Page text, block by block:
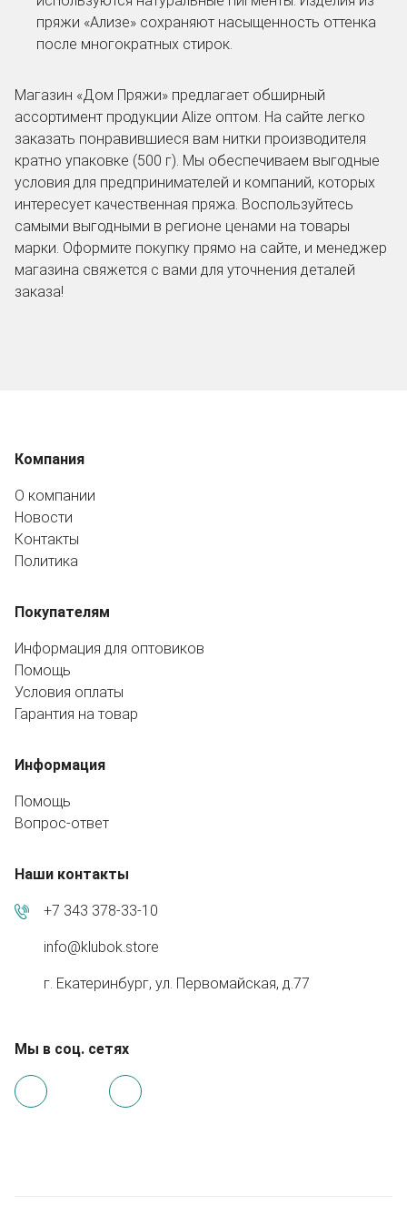
пряжи «Ализе» сохраняют насыщенность оттенка
после многократных стирок.
Магазин «Дом Пряжи» предлагает обширный
ассортимент продукции Alize оптом. На сайте легко
заказать понравившиеся вам нитки производителя
кратно упаковке (500 г). Мы обеспечиваем выгодные
условия для предпринимателей и компаний, которых
интересует качественная пряжа. Воспользуйтесь
самыми выгодными в регионе ценами на товары
марки. Оформите покупку прямо на сайте, и менеджер
магазина свяжется с вами для уточнения деталей
заказа!
Компания
О компании
Новости
Контакты
Политика
Покупателям
Информация для оптовиков
Помощь
Условия оплаты
Гарантия на товар
Информация
Помощь
Вопрос-ответ
Наши контакты
+7 343 378-33-10
info@klubok.store
г. Екатеринбург, ул. Первомайская, д.77
Мы в соц. сетях